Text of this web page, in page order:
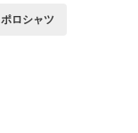
ポロシャツ